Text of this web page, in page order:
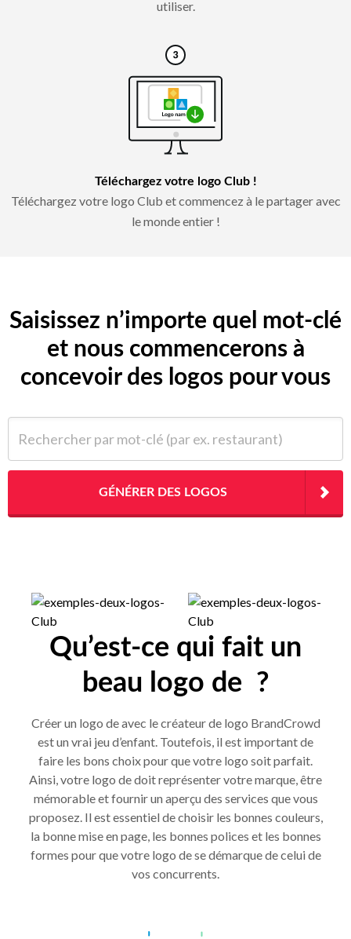
utiliser.
Téléchargez votre logo Club !
Téléchargez votre logo Club et commencez à le partager avec
le monde entier !
Saisissez n’importe quel mot-clé
et nous commencerons à
concevoir des logos pour vous
GÉNÉRER DES LOGOS
Qu’est-ce qui fait un
beau logo de ?
Créer un logo de avec le créateur de logo BrandCrowd
est un vrai jeu d’enfant. Toutefois, il est important de
faire les bons choix pour que votre logo soit parfait.
Ainsi, votre logo de doit représenter votre marque, être
mémorable et fournir un aperçu des services que vous
proposez. Il est essentiel de choisir les bonnes couleurs,
la bonne mise en page, les bonnes polices et les bonnes
formes pour que votre logo de se démarque de celui de
vos concurrents.